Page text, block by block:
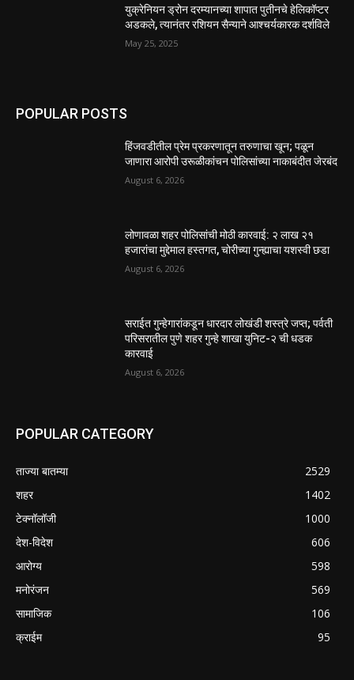
युक्रेनियन ड्रोन दरम्यानच्या शापात पुतीनचे हेलिकॉप्टर
अडकले, त्यानंतर रशियन सैन्याने आश्चर्यकारक दर्शविले
May 25, 2025
POPULAR POSTS
हिंजवडीतील प्रेम प्रकरणातून तरुणाचा खून; पळून
जाणारा आरोपी उरूळीकांचन पोलिसांच्या नाकाबंदीत जेरबंद
August 6, 2026
लोणावळा शहर पोलिसांची मोठी कारवाई: २ लाख २१
हजारांचा मुद्देमाल हस्तगत, चोरीच्या गुन्ह्याचा यशस्वी छडा
August 6, 2026
सराईत गुन्हेगारांकडून धारदार लोखंडी शस्त्रे जप्त; पर्वती
परिसरातील पुणे शहर गुन्हे शाखा युनिट-२ ची धडक
कारवाई
August 6, 2026
POPULAR CATEGORY
ताज्या बातम्या
2529
शहर
1402
टेक्नॉलॉजी
1000
देश-विदेश
606
आरोग्य
598
मनोरंजन
569
सामाजिक
106
क्राईम
95